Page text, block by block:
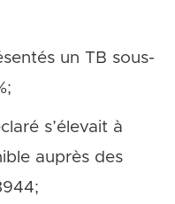
un TB sous-
s’élevait à
auprès des